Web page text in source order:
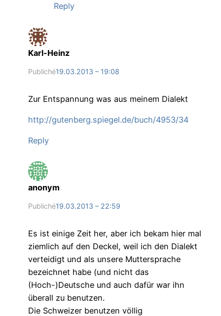
Reply
Karl-Heinz
Publiché19.03.2013 – 19:08
Zur Entspannung was aus meinem Dialekt
http://gutenberg.spiegel.de/buch/4953/34
Reply
anonym
Publiché19.03.2013 – 22:59
Es ist einige Zeit her, aber ich bekam hier mal
ziemlich auf den Deckel, weil ich den Dialekt
verteidigt und als unsere Muttersprache
bezeichnet habe (und nicht das
(Hoch-)Deutsche und auch dafür war ihn
überall zu benutzen.
Die Schweizer benutzen völlig